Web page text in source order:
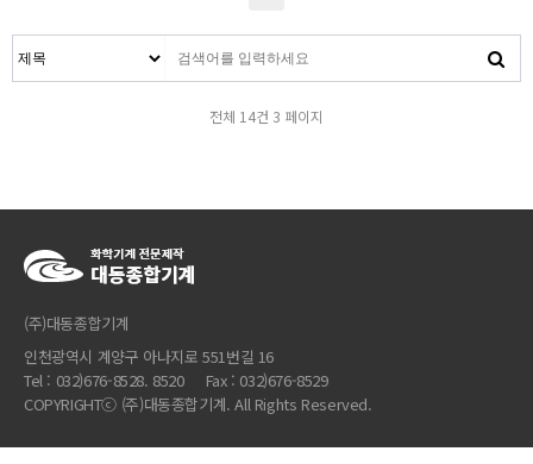
전체 14건 3 페이지
(주)대동종합기계
인천광역시 계양구 아나지로 551번길 16
Tel : 032)676-8528. 8520 Fax : 032)676-8529
COPYRIGHTⓒ (주)대동종합기계. All Rights Reserved.